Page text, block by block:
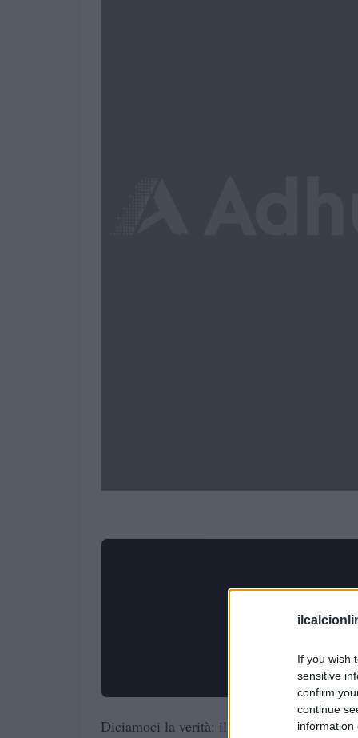
If you wish
sensitive
confirm
continue
information
Diciamoci la verità: il furto alla villa di